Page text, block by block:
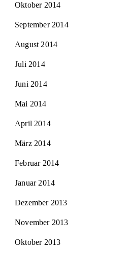
Oktober 2014
September 2014
August 2014
Juli 2014
Juni 2014
Mai 2014
April 2014
März 2014
Februar 2014
Januar 2014
Dezember 2013
November 2013
Oktober 2013